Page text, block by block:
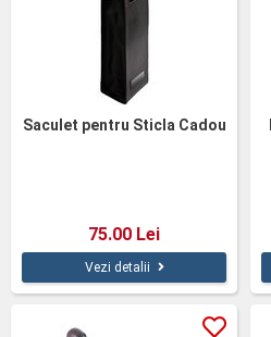
Saculet pentru Sticla Cadou
75.00 Lei
Vezi detalii